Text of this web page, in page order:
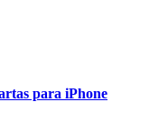
para iPhone